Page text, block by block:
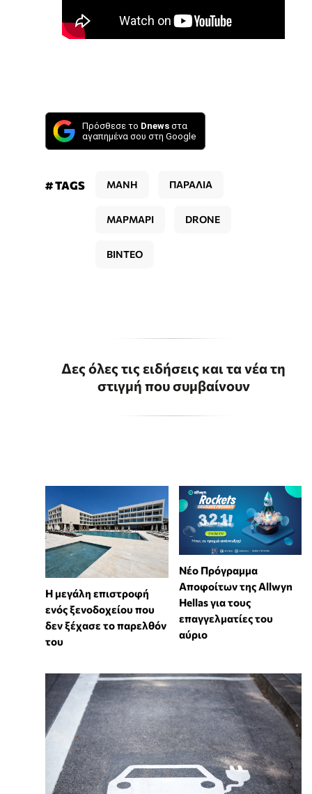
Πρόσθεσε το Dnews στα
αγαπημένα σου στη Google
# TAGS ΜΑΝΗ ΠΑΡΑΛΙΑ
ΜΑΡΜΑΡΙ DRONE
ΒΙΝΤΕΟ
Δες όλες τις ειδήσεις και τα νέα τη
στιγμή που συμβαίνουν
Η μεγάλη επιστροφή
ενός ξενοδοχείου που
δεν ξέχασε το παρελθόν
του
Νέο Πρόγραμμα
Αποφοίτων της Allwyn
Hellas για τους
επαγγελματίες του
αύριο